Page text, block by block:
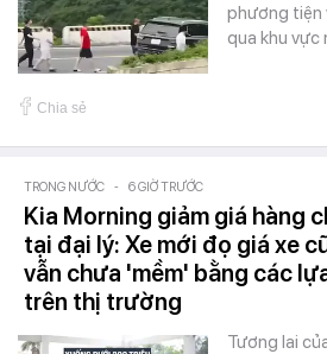
phương tiện
qua khu vực
Chia sẻ
TRONG NƯỚC - 6 GIỜ TRƯỚC
Kia Morning giảm giá hàng
tại đại lý: Xe mới đọ giá xe
vẫn chưa 'mềm' bằng các
trên thị trường
Tương lai